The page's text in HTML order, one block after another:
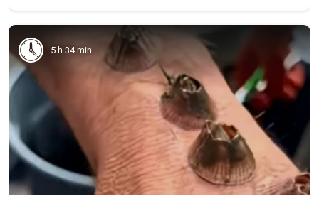
5 h 34 min